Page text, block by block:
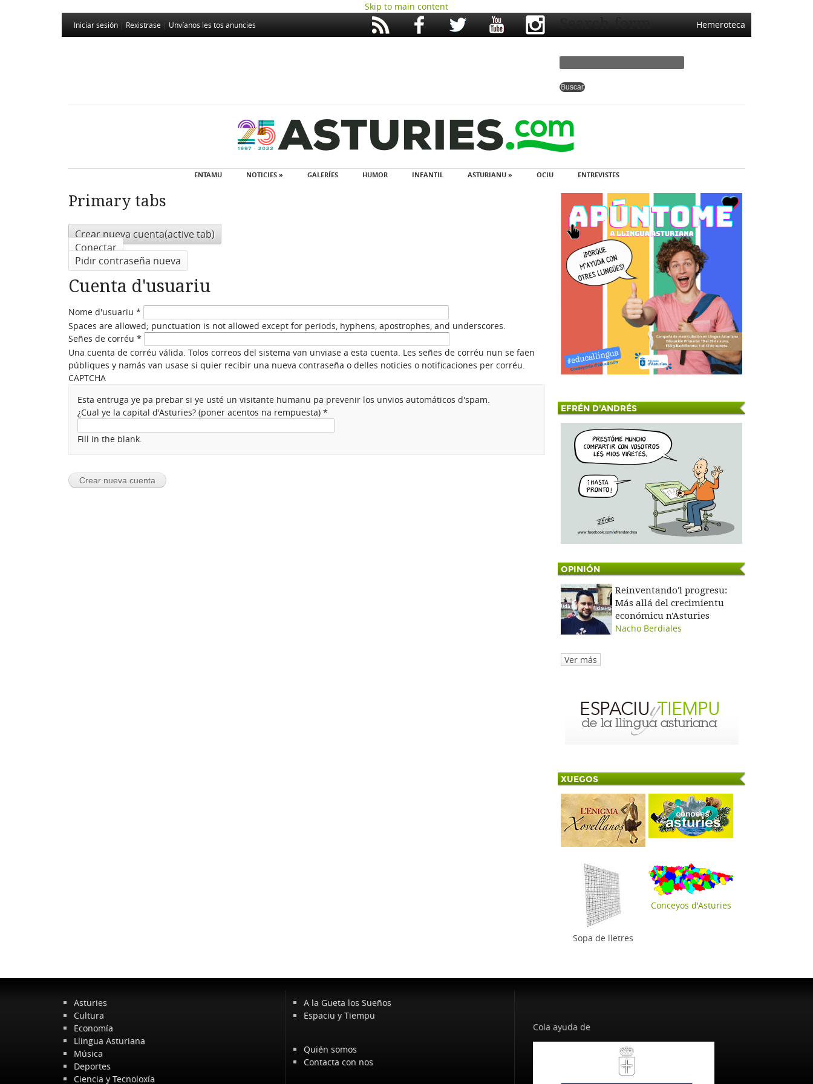
Skip to main content
Iniciar sesión Rexistrase Unvíanos les tos anuncies Hemeroteca
Search form
ENTAMU NOTICIES » GALERÍES HUMOR INFANTIL ASTURIANU » OCIU ENTREVISTES
Primary tabs
Crear nueva cuenta(active tab)
Conectar
Pidir contraseña nueva
Cuenta d'usuariu
Nome d'usuariu *
Spaces are allowed; punctuation is not allowed except for periods, hyphens, apostrophes, and underscores.
Señes de corréu *
Una cuenta de corréu válida. Tolos correos del sistema van unviase a esta cuenta. Les señes de corréu nun se faen
públiques y namás van usase si quier recibir una nueva contraseña o delles noticies o notificaciones per corréu.
CAPTCHA
Esta entruga ye pa prebar si ye usté un visitante humanu pa prevenir los unvios automáticos d'spam.
¿Cual ye la capital d'Asturies? (poner acentos na rempuesta)*
Fill in the blank.
EFRÉN D'ANDRÉS
OPINIÓN
Reinventando'l progresu:
Más allá del crecimientu
económicu n'Asturies
Nacho Berdiales
Ver más
XUEGOS
Sopa de lletres
Conceyos d'Asturies
Asturies
Cultura
Economía
Llingua Asturiana
Música
Deportes
Ciencia y Tecnoloxía
A la Gueta los Sueños
Espaciu y Tiempu
Quién somos
Contacta con nos
Cola ayuda de